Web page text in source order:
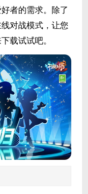
者的需求。除了
对战模式，让您
载试试吧。